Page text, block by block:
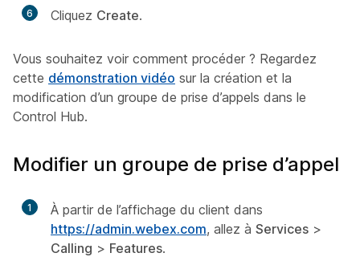
6 Cliquez Create.
Vous souhaitez voir comment procéder ? Regardez
cette démonstration vidéo sur la création et la
modification d’un groupe de prise d’appels dans le
Control Hub.
Modifier un groupe de prise d’appel
1
À partir de l’affichage du client dans
https://admin.webex.com, allez à Services >
Calling > Features.